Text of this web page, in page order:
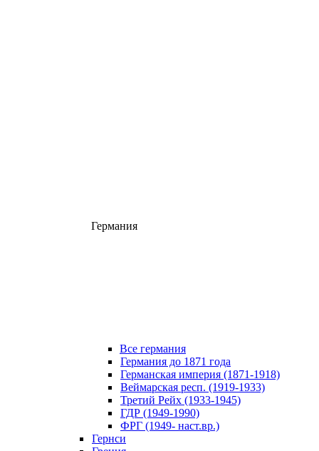
Германия
Все германия
Германия до 1871 года
Германская империя (1871-1918)
Веймарская респ. (1919-1933)
Третий Рейх (1933-1945)
ГДР (1949-1990)
ФРГ (1949- наст.вр.)
Гернси